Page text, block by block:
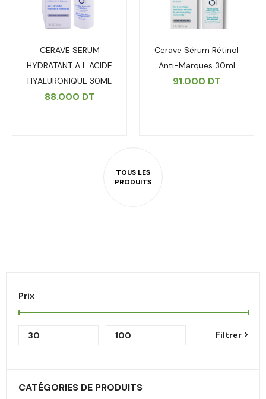
Prix
Filtrer
CATÉGORIES DE PRODUITS
CERAVE SERUM
HYDRATANT A L ACIDE
HYALURONIQUE 30ML
88.000 DT
Cerave Sérum Rétinol
Anti-Marques 30ml
91.000 DT